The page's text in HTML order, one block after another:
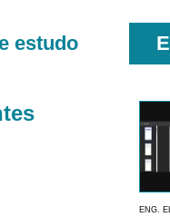
estudo
ENG.